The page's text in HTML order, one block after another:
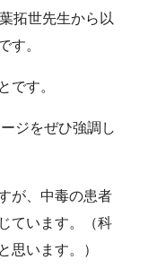
拓世先生から以
す。
です。
ジをぜひ強調し
が、中毒の患者
ています。（科
思います。）